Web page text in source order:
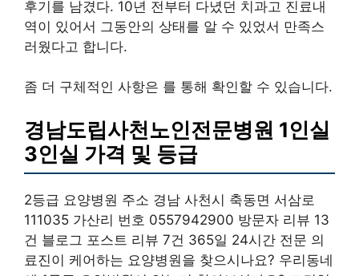
후기를 남겼다. 10년 전부터 다녔던 치과고 진료내
역이 있어서 그동안의 상태를 알 수 있었서 만족스
러웠다고 합니다.
좀 더 구체적인 사항은 를 통해 확인할 수 있습니다.
경남도립사천노인전문병원 1인실
3인실 가격 및 등급
2등급 요양병원 주소 경남 사천시 축동면 서삼로
111035 가산리 번호 0557942900 방문자 리뷰 13
건 블로그 포스트 리뷰 7건 365일 24시간 전문 의
료진이 케어하는 요양병원을 찾으시나요? 우리동네